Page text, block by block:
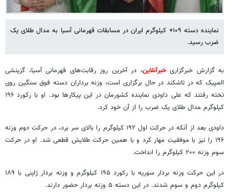
نماینده دسته ۱۰۹+ کیلوگرم ایران در مسابقات قهرمانی آسیا به مدال طلای یک
ضرب رسید.
به گزارش خبرگزاریخبرآنلاین، در آخرین روز رقابت‌های قهرمانی آسیا، گزینشی
المپیک که در تاشکند در حال برگزاری است، وزنه برداران دسته فوق سنگین روی
تخته رفتند که علی داودی نماینده کشورمان در این پیکارها بود. او با رکورد ۱۹۶
کیلوگرم مدال طلای یک ضرب را از آن خود کرد.
داودی بعد از آنکه در حرکت اول ۱۹۲ کیلوگرم را بالای سر برد، در حرکت دوم وزنه
۱۹۶ را نیز با موفقیت مهار کرد و با همین حرکت طلایش قطعی شد. او در حرکت
سوم وزنه ۲۰۰ کیلوگرم را انداخت.
در این حرکت وزنه بردار سوریه با رکورد ۱۹۵ کیلوگرم و وزنه بردار ژاپنی با ۱۸۹
کیلوگرم دوم و سوم شدند. در این دسته ۵ وزنه بردار حضور دارند.